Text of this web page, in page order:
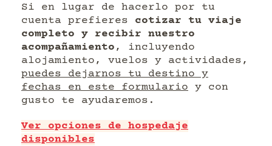
Si en lugar de hacerlo por tu
cuenta prefieres cotizar tu viaje
completo y recibir nuestro
acompañamiento , incluyendo
alojamiento, vuelos y actividades,
puedes dejarnos tu destino y
fechas en este formulario y con
gusto te ayudaremos.
Ver opciones de hospedaje
disponibles